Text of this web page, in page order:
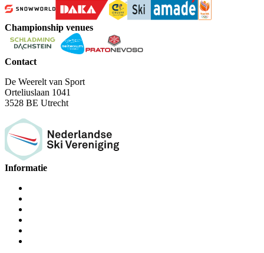
Championship venues
Contact
De Weerelt van Sport
Orteliuslaan 1041
3528 BE Utrecht
Informatie